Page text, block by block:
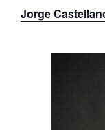
Jorge